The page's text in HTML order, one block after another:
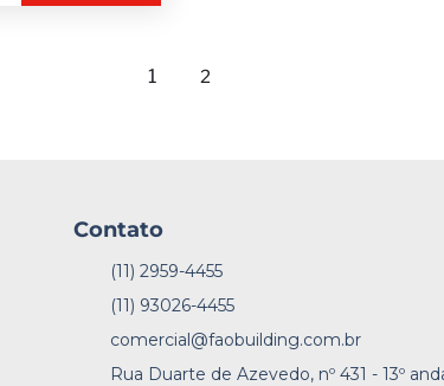
1 2
Contato
(11) 2959-4455
(11) 93026-4455
comercial@faobuilding.com.br
Rua Duarte de Azevedo, nº 431 - 13º